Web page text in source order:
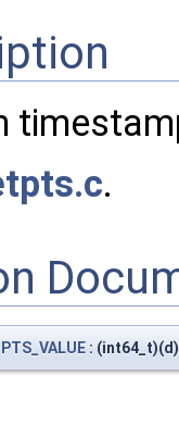
.
: